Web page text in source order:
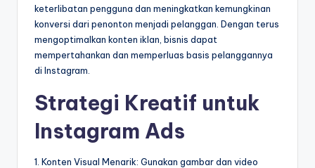
keterlibatan pengguna dan meningkatkan kemungkinan
konversi dari penonton menjadi pelanggan. Dengan terus
mengoptimalkan konten iklan, bisnis dapat
mempertahankan dan memperluas basis pelanggannya
di Instagram.
Strategi Kreatif untuk
Instagram Ads
1. Konten Visual Menarik: Gunakan gambar dan video